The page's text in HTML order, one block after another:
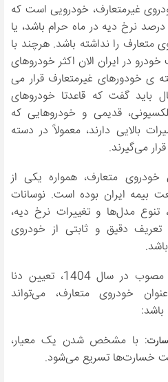
غیرمتعارف، خودرویی است که
ارزش آن، بیش از 50 درصد نرخ دیه در ماه حرام باشد، یا
متعارف را نداشته باشد. هرچند با
در ایران الان اکثر خودروهای
ی خودورهای غیرمتعارف قرار می
باید گفت که قاعدتا خودروهای
قدیمی و خودروهایی که
بالایی دارند، معمولاً در دسته
می‌گیرند.
متعارف، همواره یکی از
بیمه ایران بوده است. نوسانات
تنوع مدل‌ها و تغییرات نرخ دیه،
دقیق و ثابتی از خودروی
با توجه به نرخ دیه مصوب در سال 1404، تعیین دنا
خودروی متعارف، می‌تواند
باشد:
: با مشخص شدن یک معیار،
خسارت‌ها تسریع می‌شود.